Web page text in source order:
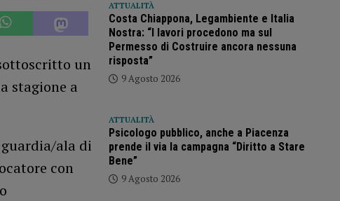
un
stagione a
guardia/ala di
con
ATTUALITÀ
Costa Chiappona, Legambiente e Italia
Nostra: “I lavori procedono ma sul
Permesso di Costruire ancora nessuna
risposta”
9 Agosto 2026
ATTUALITÀ
Psicologo pubblico, anche a Piacenza
prende il via la campagna “Diritto a Stare
Bene”
9 Agosto 2026